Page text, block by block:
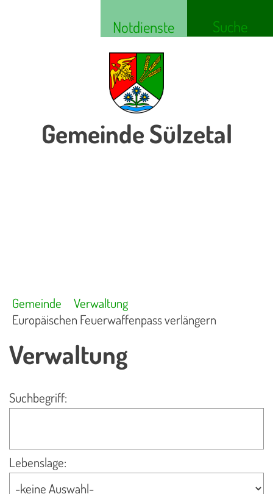
Notdienste Suche
Gemeinde Sülzetal
Gemeinde
Verwaltung
Europäischen Feuerwaffenpass verlängern
Verwaltung
Suchbegriff:
Lebenslage: